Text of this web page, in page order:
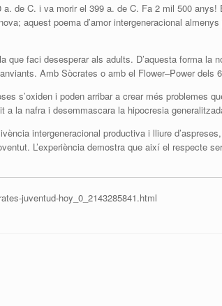
de C. i va morir el 399 a. de C. Fa 2 mil 500
aquest poema d’amor intergeneracional
faci desesperar als adults. D’aquesta forma la
Amb Sòcrates o amb el Flower–Powerdels
s’oxiden i poden arribar a crear més problemes
la nafra i desemmascara la hipocresia
intergeneracional productiva i lliure
L’experiència demostra que així el respecte
juventud-hoy_0_2143285841.html